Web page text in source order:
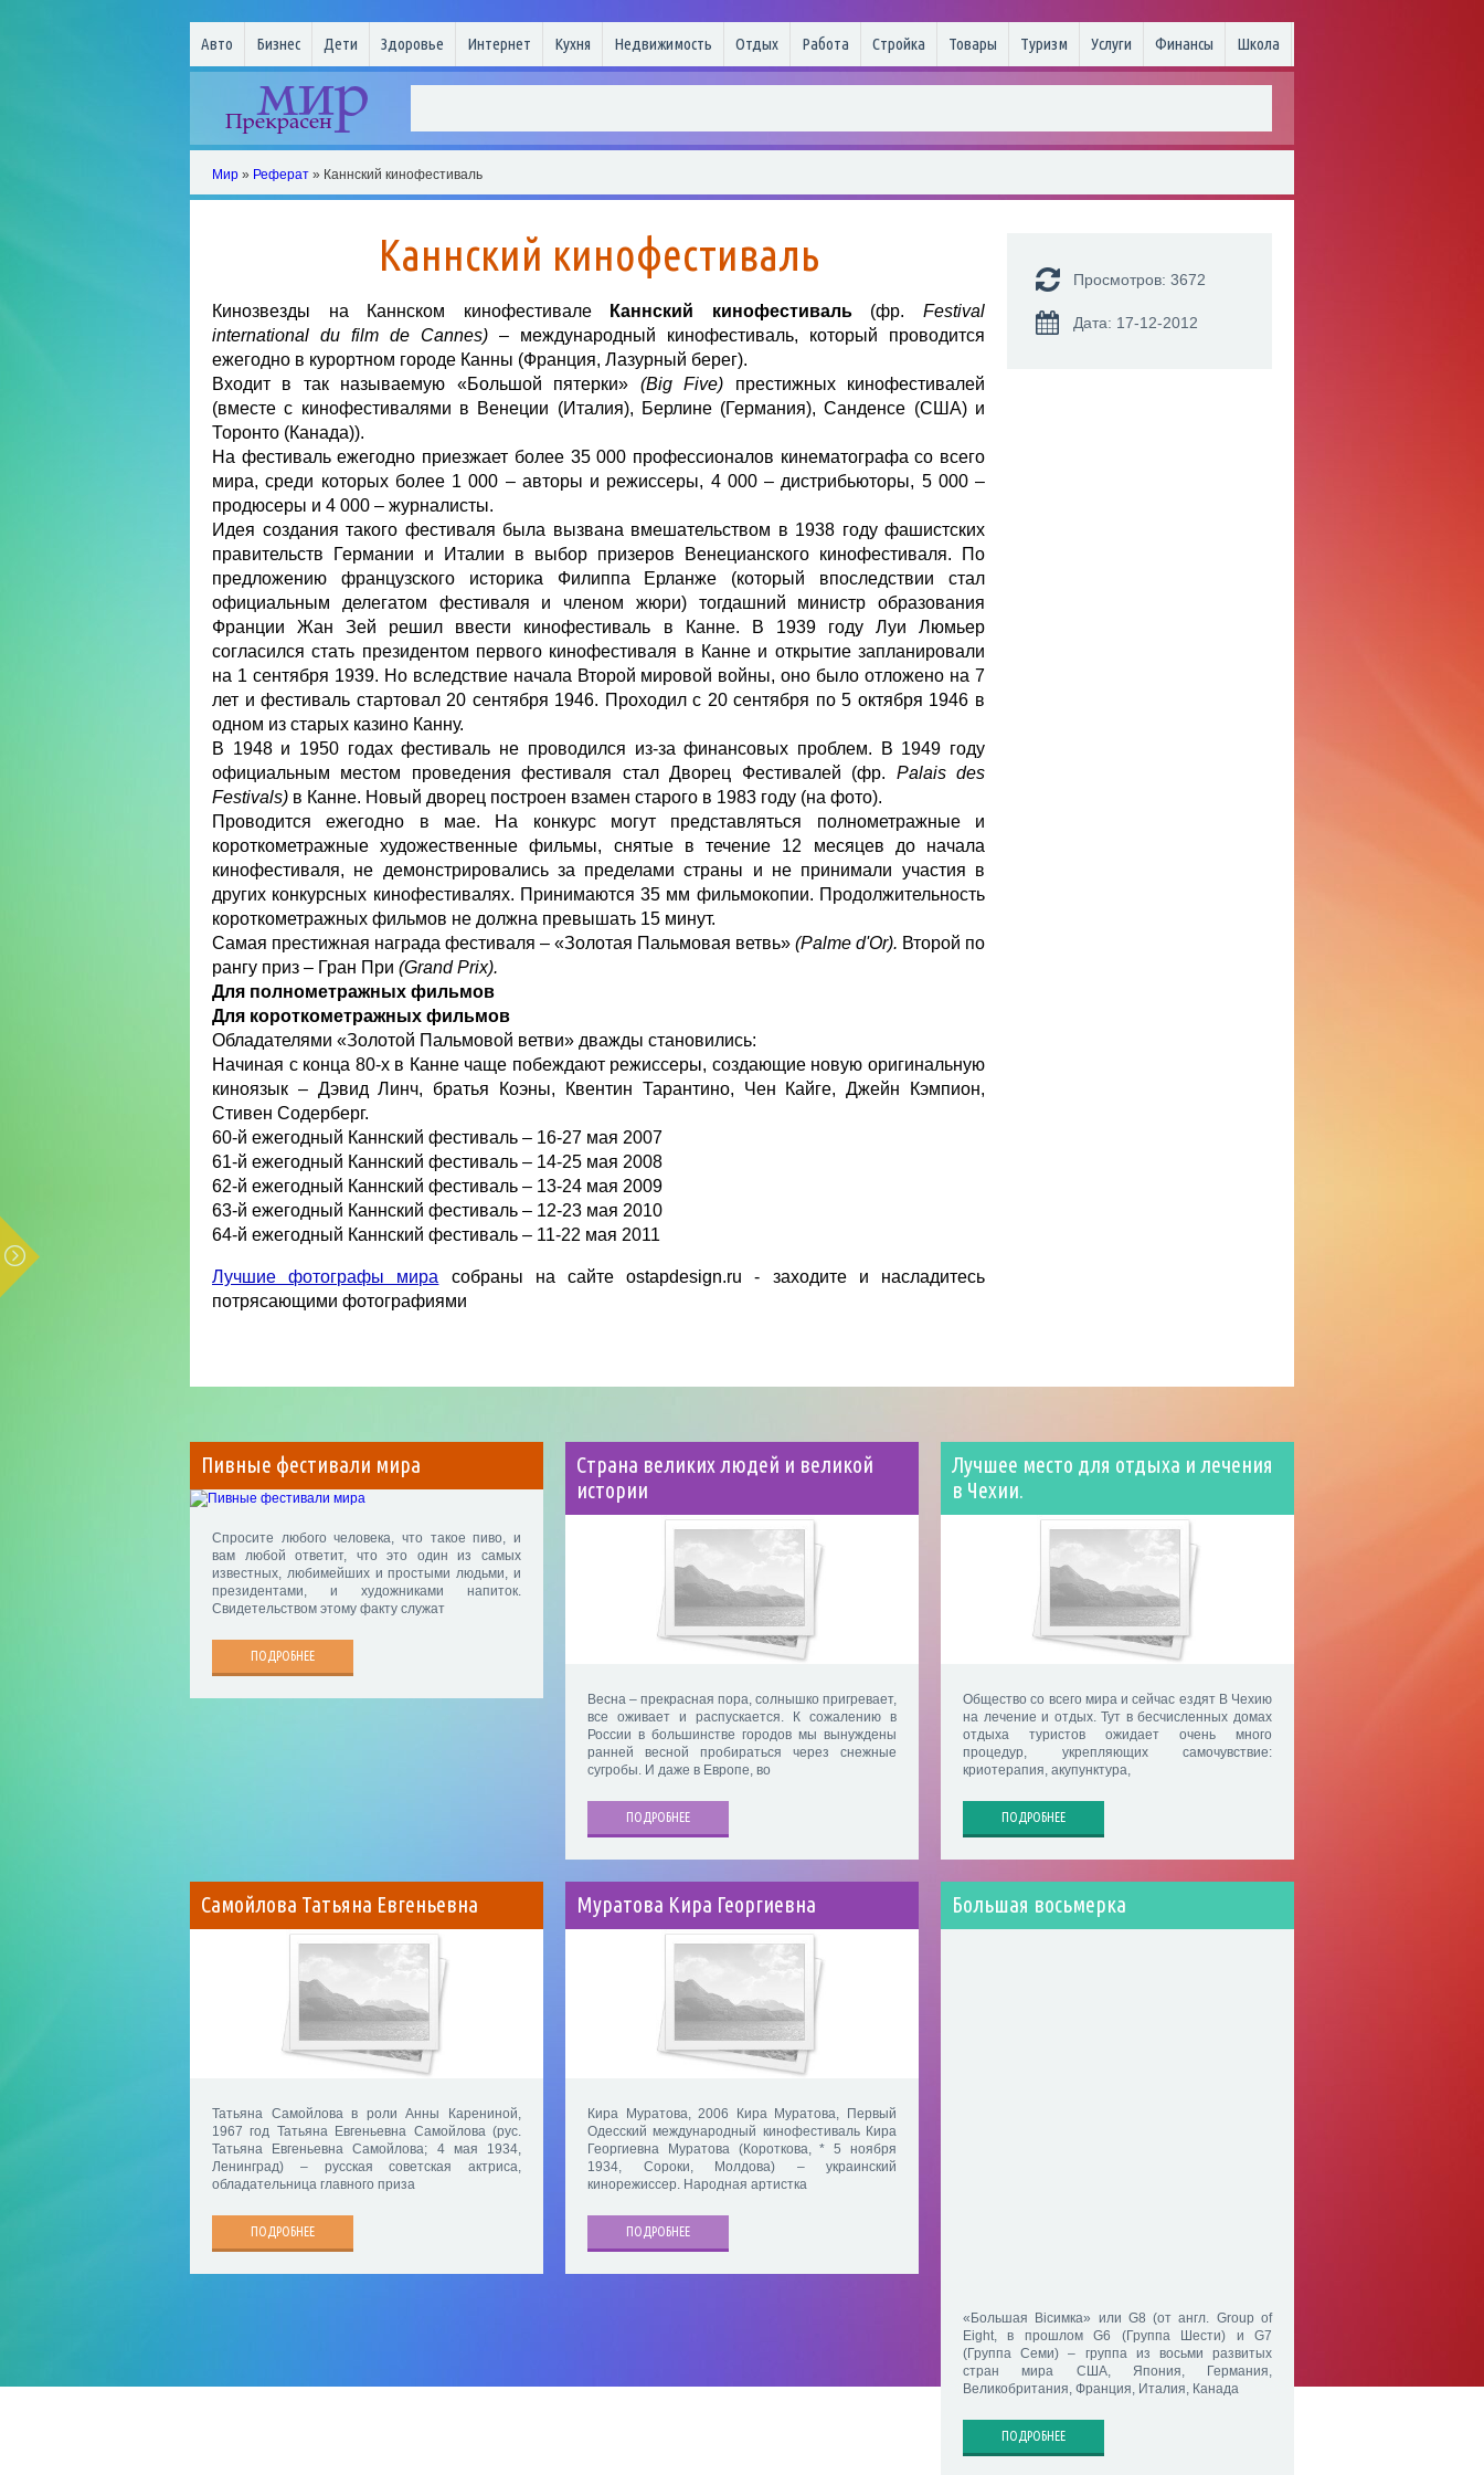
Авто Бизнес Дети Здоровье Интернет Кухня Недвижимость Отдых Работа Стройка Товары Туризм Услуги Финансы Школа
Мир » Реферат » Каннский кинофестиваль
Каннский кинофестиваль
Кинозвезды на Каннском кинофестивале Каннский кинофестиваль(фр.Festival
international du film de Cannes) – международный кинофестиваль, который проводится
ежегодно в курортном городе Канны (Франция, Лазурный берег).
Входит в так называемую «Большой пятерки» (Big Five) престижных кинофестивалей
(вместе с кинофестивалями в Венеции (Италия), Берлине (Германия), Санденсе (США) и
Торонто (Канада)).
На фестиваль ежегодно приезжает более 35 000 профессионалов кинематографа со всего
мира, среди которых более 1 000 – авторы и режиссеры, 4 000 – дистрибьюторы, 5 000 –
продюсеры и 4 000 – журналисты.
Идея создания такого фестиваля была вызвана вмешательством в 1938 году фашистских
правительств Германии и Италии в выбор призеров Венецианского кинофестиваля. По
предложению французского историка Филиппа Ерланже (который впоследствии стал
официальным делегатом фестиваля и членом жюри) тогдашний министр образования
Франции Жан Зей решил ввести кинофестиваль в Канне. В 1939 году Луи Люмьер
согласился стать президентом первого кинофестиваля в Канне и открытие запланировали
на 1 сентября 1939. Но вследствие начала Второй мировой войны, оно было отложено на 7
лет и фестиваль стартовал 20 сентября 1946. Проходил с 20 сентября по 5 октября 1946 в
одном из старых казино Канну.
В 1948 и 1950 годах фестиваль не проводился из-за финансовых проблем. В 1949 году
официальным местом проведения фестиваля стал Дворец Фестивалей (фр. Palais des
Festivals) в Канне. Новый дворец построен взамен старого в 1983 году (на фото).
Проводится ежегодно в мае. На конкурс могут представляться полнометражные и
короткометражные художественные фильмы, снятые в течение 12 месяцев до начала
кинофестиваля, не демонстрировались за пределами страны и не принимали участия в
других конкурсных кинофестивалях. Принимаются 35 мм фильмокопии. Продолжительность
короткометражных фильмов не должна превышать 15 минут.
Самая престижная награда фестиваля – «Золотая Пальмовая ветвь» (Palme d'Or). Второй по
рангу приз – Гран При (Grand Prix).
Для полнометражных фильмов
Для короткометражных фильмов
Обладателями «Золотой Пальмовой ветви» дважды становились:
Начиная с конца 80-х в Канне чаще побеждают режиссеры, создающие новую оригинальную
киноязык – Дэвид Линч, братья Коэны, Квентин Тарантино, Чен Кайге, Джейн Кэмпион,
Стивен Содерберг.
60-й ежегодный Каннский фестиваль – 16-27 мая 2007
61-й ежегодный Каннский фестиваль – 14-25 мая 2008
62-й ежегодный Каннский фестиваль – 13-24 мая 2009
63-й ежегодный Каннский фестиваль – 12-23 мая 2010
64-й ежегодный Каннский фестиваль – 11-22 мая 2011
Лучшие фотографы мира собраны на сайте ostapdesign.ru - заходите и насладитесь
потрясающими фотографиями
Просмотров: 3672
Дата: 17-12-2012
Пивные фестивали мира
Спросите любого человека, что такое пиво, и
вам любой ответит, что это один из самых
известных, любимейших и простыми людьми, и
президентами, и художниками напиток.
Свидетельством этому факту служат
ПОДРОБНЕЕ
Страна великих людей и великой
истории
Весна – прекрасная пора, солнышко пригревает,
все оживает и распускается. К сожалению в
России в большинстве городов мы вынуждены
ранней весной пробираться через снежные
сугробы. И даже в Европе, во
ПОДРОБНЕЕ
Лучшее место для отдыха и лечения
в Чехии.
Общество со всего мира и сейчас ездят В Чехию
на лечение и отдых. Тут в бесчисленных домах
отдыха туристов ожидает очень много
процедур, укрепляющих самочувствие:
криотерапия, акупунктура,
ПОДРОБНЕЕ
Самойлова Татьяна Евгеньевна
Татьяна Самойлова в роли Анны Карениной,
1967 год Татьяна Евгеньевна Самойлова (рус.
Татьяна Евгеньевна Самойлова; 4 мая 1934,
Ленинград) – русская советская актриса,
обладательница главного приза
ПОДРОБНЕЕ
Муратова Кира Георгиевна
Кира Муратова, 2006 Кира Муратова, Первый
Одесский международный кинофестиваль Кира
Георгиевна Муратова (Короткова, * 5 ноября
1934, Сороки, Молдова) – украинский
кинорежиссер. Народная артистка
ПОДРОБНЕЕ
Большая восьмерка
«Большая Вiсимка» или G8 (от англ. Group of
Eight, в прошлом G6 (Группа Шести) и G7
(Группа Семи) – группа из восьми развитых
стран мира США, Япония, Германия,
Великобритания, Франция, Италия, Канада
ПОДРОБНЕЕ